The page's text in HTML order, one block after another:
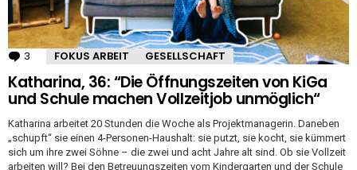
3 Kommentare
FOKUS ARBEIT GESELLSCHAFT
Katharina, 36: “Die Öffnungszeiten von KiGa
und Schule machen Vollzeitjob unmöglich“
Katharina arbeitet 20 Stunden die Woche als Projektmanagerin. Daneben
„schupft“ sie einen 4-Personen-Haushalt: sie putzt, sie kocht, sie kümmert
sich um ihre zwei Söhne – die zwei und acht Jahre alt sind. Ob sie Vollzeit
arbeiten will? Bei den Betreuungszeiten vom Kindergarten und der Schule